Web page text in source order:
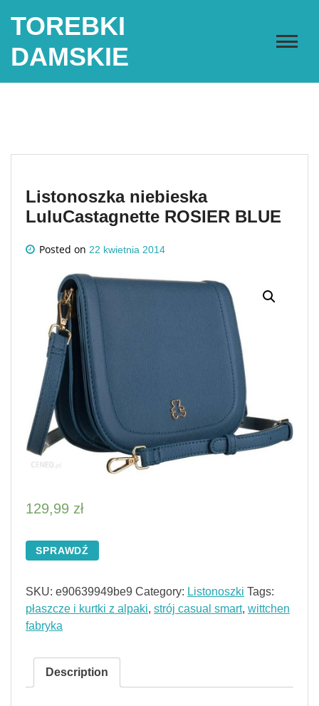
TOREBKI
DAMSKIE
Listonoszka niebieska
LuluCastagnette ROSIER BLUE
Posted on 22 kwietnia 2014
129,99 zł
SPRAWDŹ
SKU: e90639949be9 Category: Listonoszki Tags:
płaszcze i kurtki z alpaki, strój casual smart, wittchen
fabryka
Description